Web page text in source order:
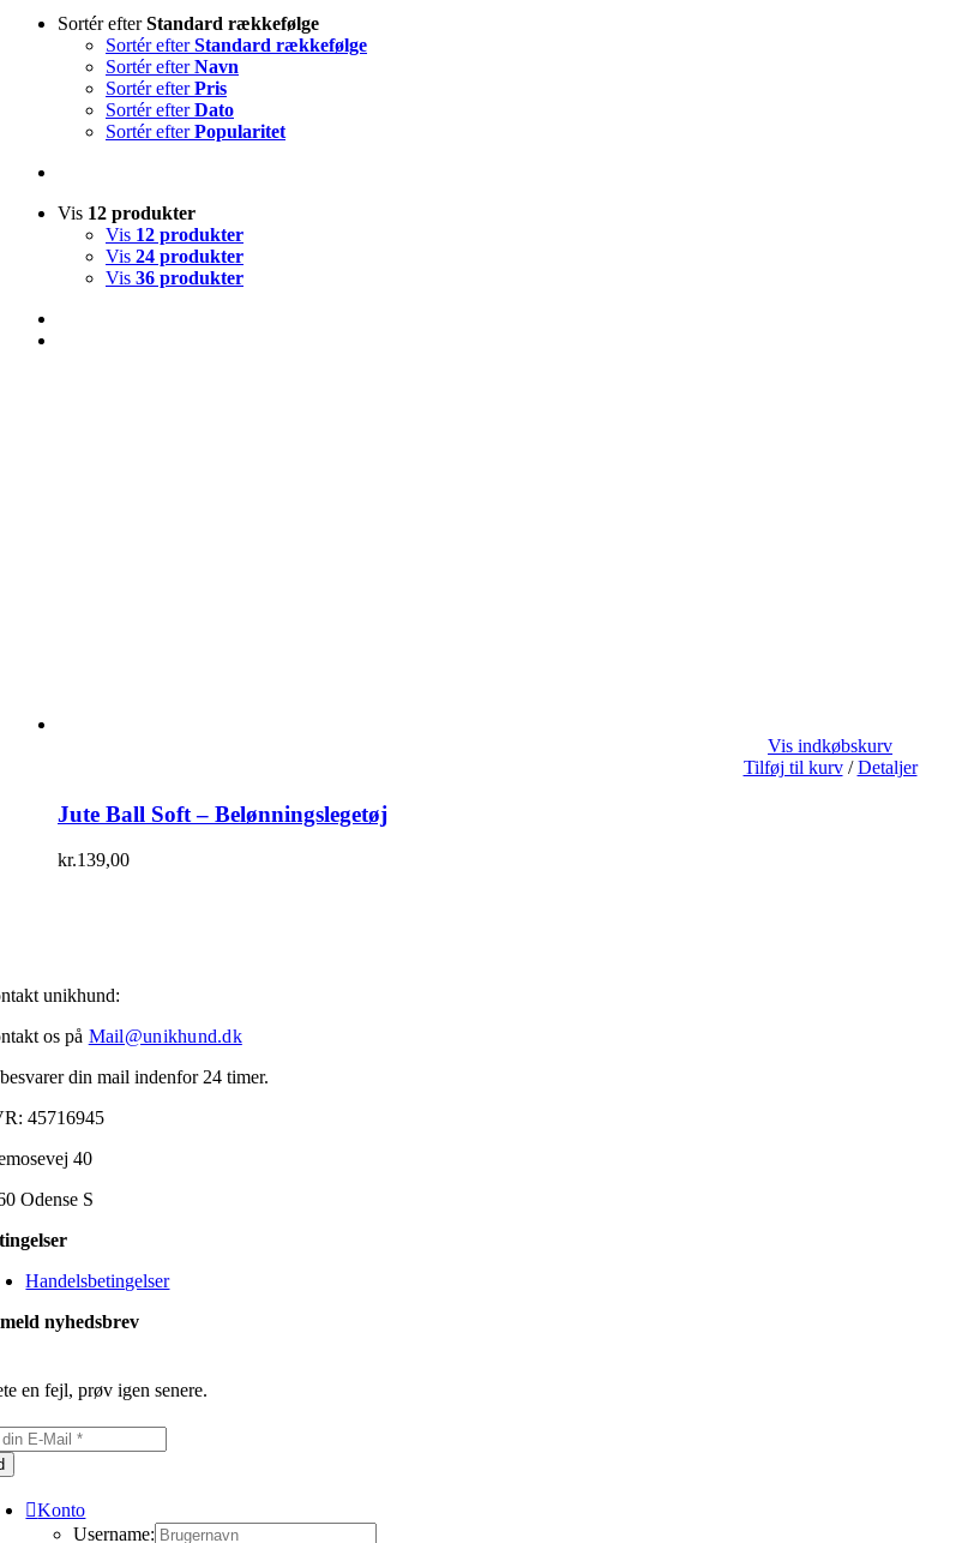
Sortér efterStandard rækkefølge
Sortér efterStandard rækkefølge
Sortér efterNavn
Sortér efterPris
Sortér efterDato
Sortér efterPopularitet
Vis 12 produkter
Vis 12 produkter
Vis 24 produkter
Vis 36 produkter
Vis indkøbskurv
Tilføj til kurv / Detaljer
Jute Ball Soft – Belønningslegetøj
kr.139,00
unikhund:
os på Mail@unikhund.dk
din mail indenfor 24 timer.
45716945
40
Odense S
Handelsbetingelser
nyhedsbrev
en fejl, prøv igen senere.
Konto
Username: